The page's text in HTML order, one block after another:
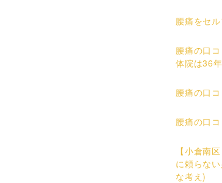
腰痛をセ
腰痛の口
体院は36年
腰痛の口
腰痛の口
【小倉南
に頼らな
な考え)